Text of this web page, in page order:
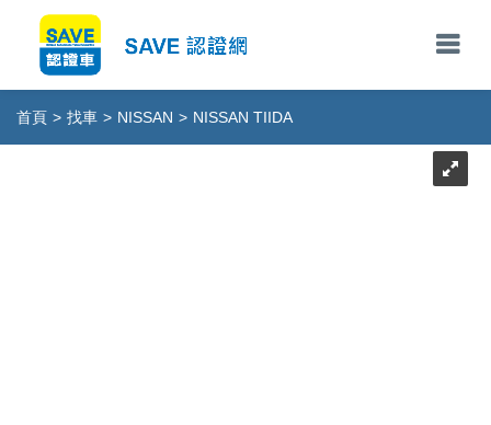
首頁 > 找車 > NISSAN > NISSAN TIIDA